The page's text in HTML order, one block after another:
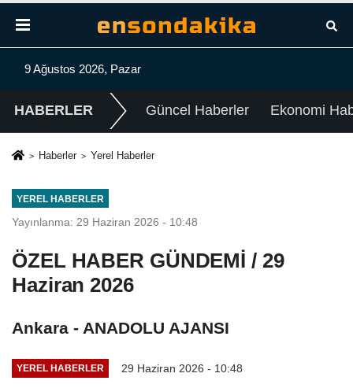
9 Ağustos 2026, Pazar
HABERLER Güncel Haberler Ekonomi
Haberler Yerel Haberler
YEREL HABERLER
Yayınlanma: 29 Haziran 2026 - 10:48
ÖZEL HABER GÜNDEMİ / 29
Haziran 2026
Ankara - ANADOLU AJANSI
YEREL HABERLER 29 Haziran 2026 - 10:48